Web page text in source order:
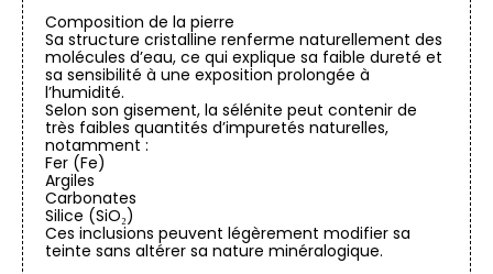
Composition de la pierre
Sa structure cristalline renferme naturellement des
molécules d’eau, ce qui explique sa faible dureté et
sa sensibilité à une exposition prolongée à
l’humidité.
Selon son gisement, la sélénite peut contenir de
très faibles quantités d’impuretés naturelles,
notamment :
Fer (Fe)
Argiles
Carbonates
Silice (SiO₂)
Ces inclusions peuvent légèrement modifier sa
teinte sans altérer sa nature minéralogique.